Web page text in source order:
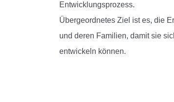
Entwicklungsprozess.
Übergeordnetes Ziel ist es, die
und deren Familien, damit sie
entwickeln können.